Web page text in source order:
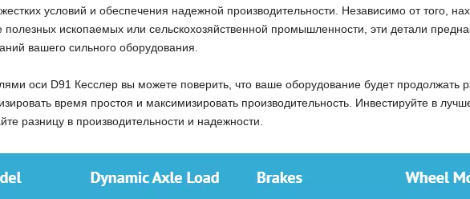
условий и обеспечения надежной производительности. Независимо от того,
полезных ископаемых или сельскохозяйственной промышленности, эти детали
вашего сильного оборудования.
оси D91 Кесслер вы можете поверить, что ваше оборудование будет продолжать
время простоя и максимизировать производительность. Инвестируйте в
разницу в производительности и надежности.